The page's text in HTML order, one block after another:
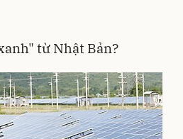
từ Nhật Bản?